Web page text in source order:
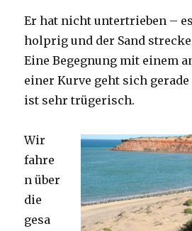
Er hat nicht untertrieben –
holprig und der Sand
Eine Begegnung mit einem
einer Kurve geht sich gerade
ist sehr trügerisch.
Wir
fahre
n über
die
gesa